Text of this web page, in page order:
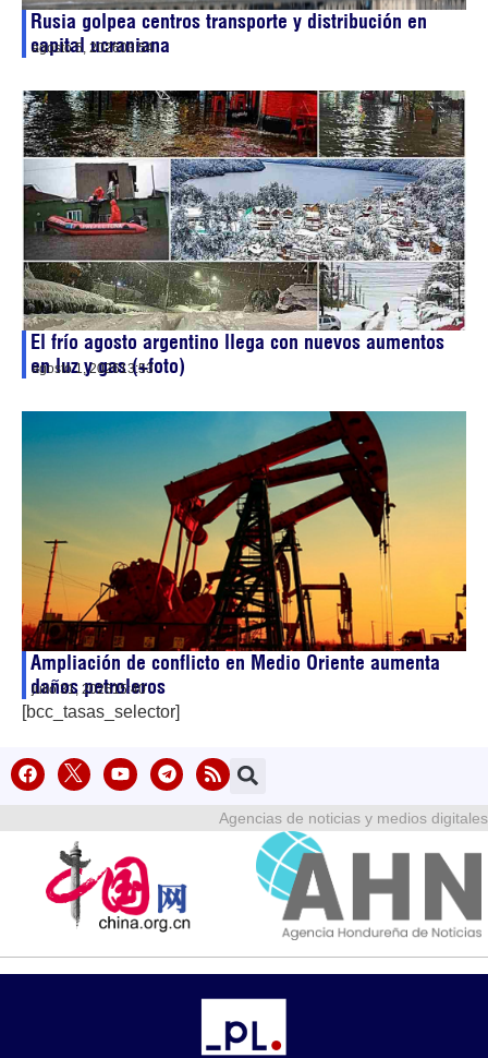
Rusia golpea centros transporte y distribución en
capital ucraniana
agosto 5, 202603:54
El frío agosto argentino llega con nuevos aumentos
en luz y gas (+foto)
agosto 1, 202613:53
Ampliación de conflicto en Medio Oriente aumenta
daños petroleros
julio 31, 202615:40
[bcc_tasas_selector]
Agencias de noticias y medios digitales